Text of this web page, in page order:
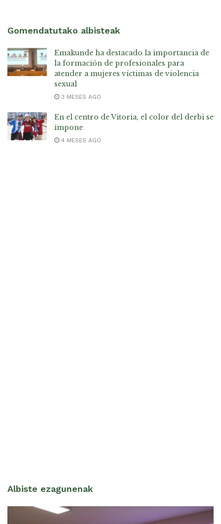
Gomendatutako albisteak
Emakunde ha destacado la importancia de
la formación de profesionales para
atender a mujeres víctimas de violencia
sexual
3 MESES AGO
En el centro de Vitoria, el color del derbi se
impone
4 MESES AGO
Albiste ezagunenak